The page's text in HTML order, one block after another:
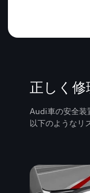
正しく
Audi車の安全装
以下のようなリ